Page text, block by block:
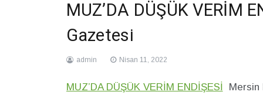
MUZ’DA DÜŞÜK VERİM
Gazetesi
admin Nisan 11, 2022
MUZ’DA DÜŞÜK VERİM ENDİŞESİ Mersin